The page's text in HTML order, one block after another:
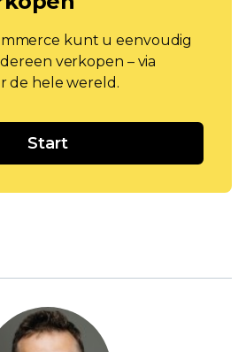
kunt u eenvoudig
verkopen – via
de hele wereld.
Start